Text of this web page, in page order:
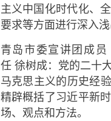
主义中国化时代化、
要求等方面进行深入浅
青岛市委宣讲团成
任 徐树成：党的二十
马克思主义的历史经
精辟概括了习近平新
场、观点和方法。